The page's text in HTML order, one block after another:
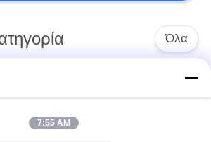
Όλα
κλείδωμα θυρών
7:55 AM